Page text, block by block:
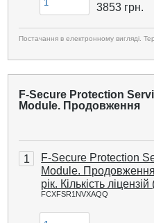
3853 грн.
Постачання в електронному вигляді.
F-Secure Protection
Module. Продовження
1
F-Secure Protection
Module.
рік. Кількість
FCXFSR1NVXAQQ